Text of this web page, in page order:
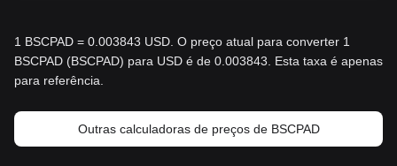
1 BSCPAD = 0.003843 USD. O preço atual para converter 1
BSCPAD (BSCPAD) para USD é de 0.003843. Esta taxa é apenas
para referência.
Outras calculadoras de preços de BSCPAD